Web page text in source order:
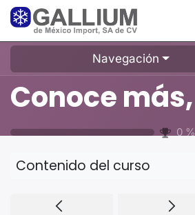
Navegación
0 %
Contenido del curso